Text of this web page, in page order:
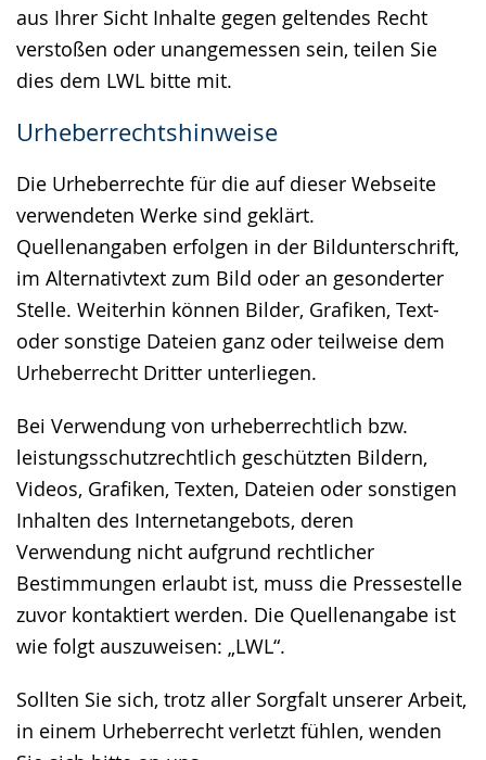
aus Ihrer Sicht Inhalte gegen geltendes Recht
verstoßen oder unangemessen sein, teilen Sie
dies dem LWL bitte mit.
Urheberrechtshinweise
Die Urheberrechte für die auf dieser Webseite
verwendeten Werke sind geklärt.
Quellenangaben erfolgen in der Bildunterschrift,
im Alternativtext zum Bild oder an gesonderter
Stelle. Weiterhin können Bilder, Grafiken, Text-
oder sonstige Dateien ganz oder teilweise dem
Urheberrecht Dritter unterliegen.
Bei Verwendung von urheberrechtlich bzw.
leistungsschutzrechtlich geschützten Bildern,
Videos, Grafiken, Texten, Dateien oder sonstigen
Inhalten des Internetangebots, deren
Verwendung nicht aufgrund rechtlicher
Bestimmungen erlaubt ist, muss die Pressestelle
zuvor kontaktiert werden. Die Quellenangabe ist
wie folgt auszuweisen: „LWL“.
Sollten Sie sich, trotz aller Sorgfalt unserer Arbeit,
in einem Urheberrecht verletzt fühlen, wenden